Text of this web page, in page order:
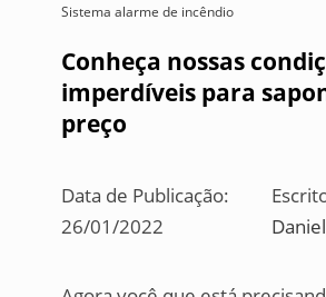
Sistema alarme de incêndio
Conheça nossas
imperdíveis para
preço
Data de Publicação:
26/01/2022
Daniel